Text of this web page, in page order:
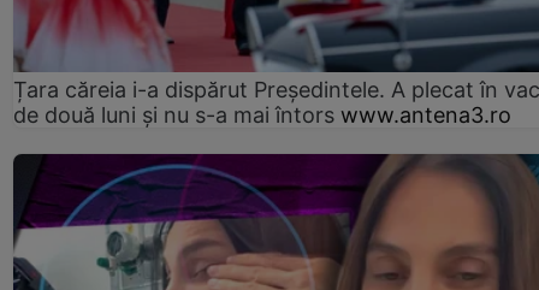
Țara căreia i-a dispărut Președintele. A plecat în
de două luni și nu s-a mai întors www.antena3.ro